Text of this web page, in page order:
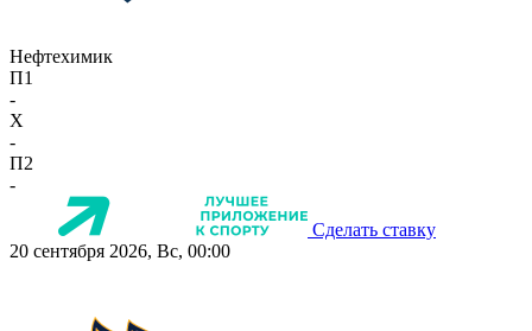
Нефтехимик
П1
-
X
-
П2
-
Сделать ставку
20 сентября 2026, Вс, 00:00